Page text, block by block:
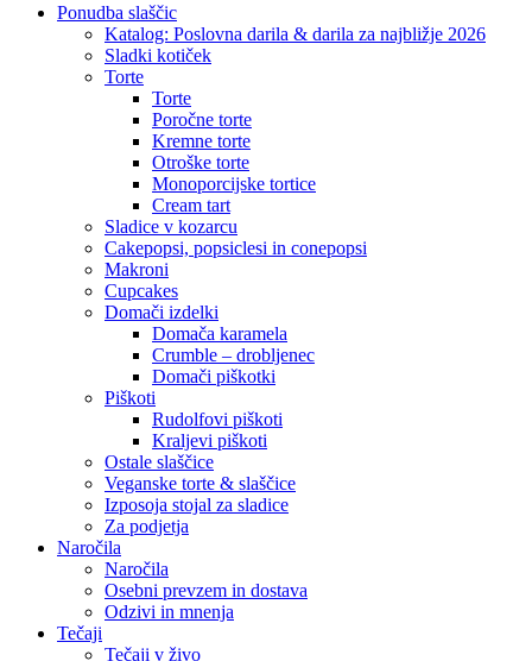
Close
Ponudba slaščic
Katalog: Poslovna darila & darila za najbližje 2026
Sladki kotiček
Torte
Torte
Poročne torte
Kremne torte
Otroške torte
Monoporcijske tortice
Cream tart
Sladice v kozarcu
Cakepopsi, popsiclesi in conepopsi
Makroni
Cupcakes
Domači izdelki
Domača karamela
Crumble – drobljenec
Domači piškotki
Piškoti
Rudolfovi piškoti
Kraljevi piškoti
Ostale slaščice
Veganske torte & slaščice
Izposoja stojal za sladice
Za podjetja
Naročila
Naročila
Osebni prevzem in dostava
Odzivi in mnenja
Tečaji
Tečaji v živo